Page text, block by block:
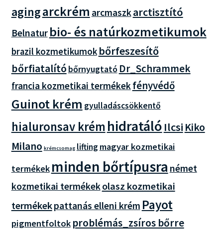
agingarckrém arcmaszkarctisztító
Belnatur bio- és natúrkozmetikumok
brazil kozmetikumok bőrfeszesítő
bőrfiatalító bőrnyugtató Dr_Schrammek
francia kozmetikai termékekfényvédő
Guinot krém gyulladáscsökkentő
hialuronsav krémhidratáló Ilcsi Kiko
Milano krémcsomag lifting magyar kozmetikai
termékek minden bőrtípusra német
kozmetikai termékekolasz kozmetikai
termékekpattanás elleni krém Payot
pigmentfoltok problémás_zsíros bőrre